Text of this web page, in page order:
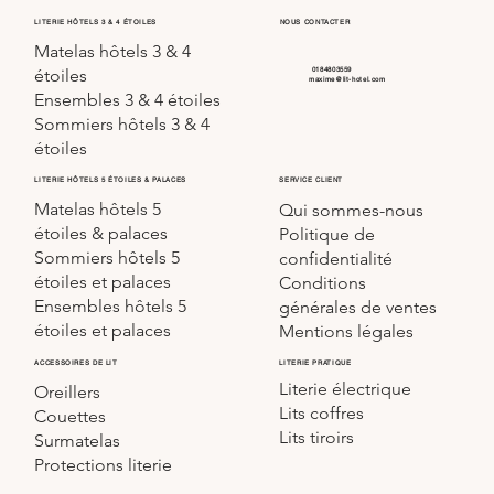
LITERIE HÔTELS 3 & 4 ÉTOILES
Matelas hôtels 3 & 4
étoiles
Sommiers hôtels 3 & 4
étoiles
Ensembles 3 & 4 étoiles
LITERIE HÔTELS 5 ÉTOILES & PALACES
Matelas hôtels 5
étoiles & palaces
Sommiers hôtels 5
étoiles et palaces
Ensembles hôtels 5
étoiles et palaces
ACCESSOIRES DE LIT
Oreillers
Couettes
Surmatelas
Protections literie
LITERIE PRATIQUE
Literie électrique
Lits coffres
Lits tiroirs
SERVICE CLIENT
Qui sommes-nous
Politique de
confidentialité
Conditions
générales de ventes
Mentions légales
NOUS CONTACTER
0184803559
maxime@lit-hotel.com